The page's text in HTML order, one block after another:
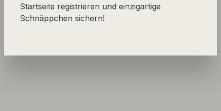
Startseite registrieren und einzigartige
Schnäppchen sichern!